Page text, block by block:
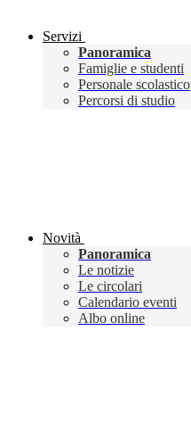
Servizi
Panoramica
Famiglie e studenti
Personale scolastico
Percorsi di studio
Novità
Panoramica
Le notizie
Le circolari
Calendario eventi
Albo online